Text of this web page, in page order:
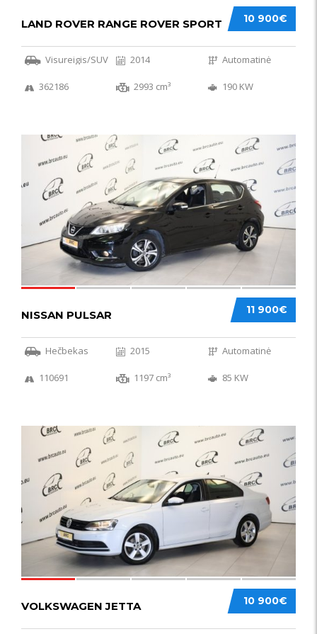
10 900€
LAND ROVER RANGE ROVER SPORT
Visureigis/SUV 2014 Automatinė
362186 2993 cm³ 190 KW
11 900€
NISSAN PULSAR
Hečbekas 2015 Automatinė
110691 1197 cm³ 85 KW
49
10 900€
VOLKSWAGEN JETTA